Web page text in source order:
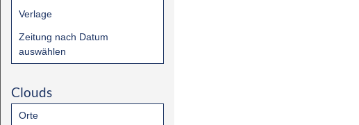
Verlage
Zeitung nach Datum
auswählen
Clouds
Orte